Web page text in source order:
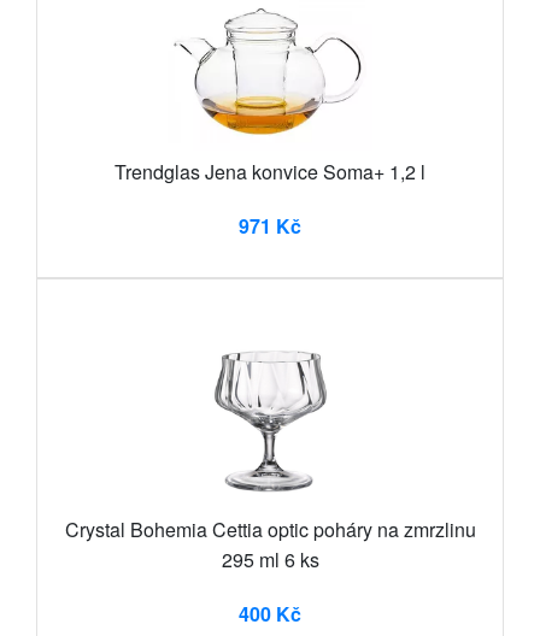
Trendglas Jena konvice Soma+ 1,2 l
971 Kč
Crystal Bohemia Cettia optic poháry na zmrzlinu
295 ml 6 ks
400 Kč